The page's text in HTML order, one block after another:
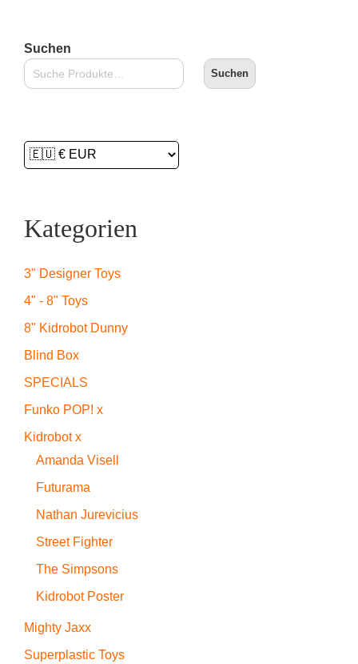
Suchen
Suchen
Kategorien
3" Designer Toys
4" - 8" Toys
8" Kidrobot Dunny
Blind Box
SPECIALS
Funko POP! x
Kidrobot x
Amanda Visell
Futurama
Nathan Jurevicius
Street Fighter
The Simpsons
Kidrobot Poster
Mighty Jaxx
Superplastic Toys